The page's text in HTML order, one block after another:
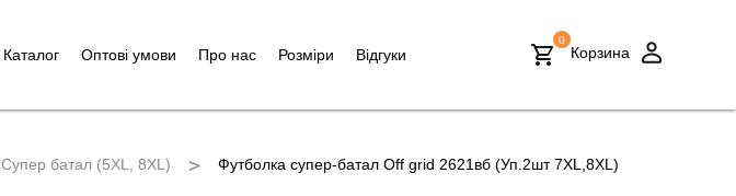
Каталог Оптові умови Про нас Розміри Відгуки
0
Корзина
Супер батал (5XL, 8XL) Футболка супер-батал Off grid 2621вб (Уп.2шт 7XL,8XL)